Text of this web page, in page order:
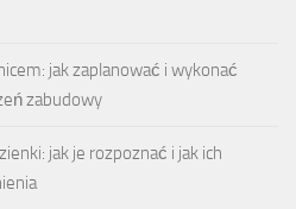
jak zaplanować i wykonać
zabudowy
jak je rozpoznać i jak ich